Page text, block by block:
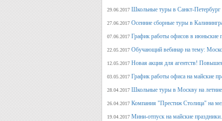
29.06.2017 Школьные туры в Санкт-Петербург
27.06.2017 Осенние сборные туры в
07.06.2017 График работы офисов в июньские
22.05.2017 Обучающий вебинар на тему:
12.05.2017 Новая акция для агентств!
03.05.2017 График работы офиса на майские
28.04.2017 Школьные туры в Москву на
26.04.2017 Компания "Престиж Столица" на
19.04.2017 Мини-отпуск на майские